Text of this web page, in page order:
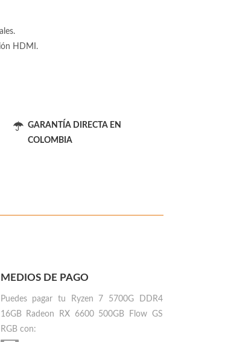
HDMI.
GARANTÍA DIRECTA EN
COLOMBIA
MEDIOS DE PAGO
Puedes pagar tu Ryzen 7 5700G DDR4
16GB Radeon RX 6600 500GB Flow GS
RGB con: